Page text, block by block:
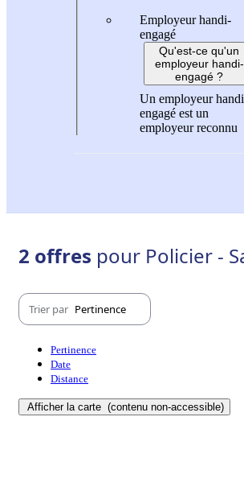
Employeur handi-
engagé
Qu'est-ce qu'un
employeur handi-
engagé ?
Un employeur
engagé est un
employeur reconnu
2 offres pour Policier -
Trier par Pertinence
Pertinence
Date
Distance
Afficher la carte (contenu non-accessible)